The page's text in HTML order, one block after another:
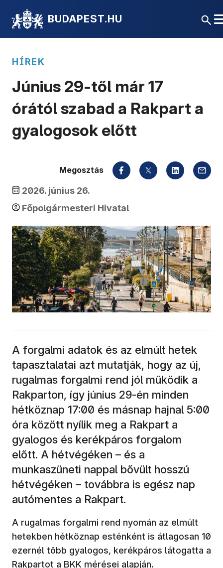
BUDAPEST.HU
HÍREK
Június 29-től már 17
órától szabad a Rakpart a
gyalogosok előtt
2026. június 26.
Főpolgármesteri Hivatal
Megosztás
A forgalmi adatok és az elmúlt hetek
tapasztalatai azt mutatják, hogy az új,
rugalmas forgalmi rend jól működik a
Rakparton, így június 29-én minden
hétköznap 17:00 és másnap hajnal 5:00
óra között nyílik meg a Rakpart a
gyalogos és kerékpáros forgalom
előtt. A hétvégéken – és a
munkaszüneti nappal bővült hosszú
hétvégéken – továbbra is egész nap
autómentes a Rakpart.
A rugalmas forgalmi rend nyomán az elmúlt
hetekben hétköznap esténként is átlagosan 10
ezernél több gyalogos, kerékpáros látogatta a
Rakpartot a BKK mérései alapján.